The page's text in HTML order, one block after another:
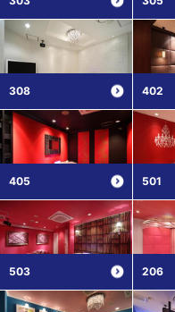
308 402
405 501
503 206